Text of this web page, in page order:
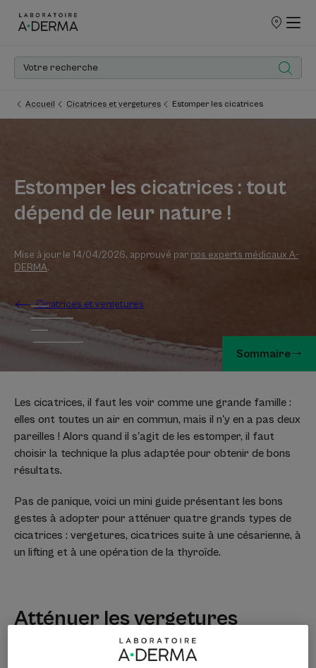
POINTS
Accueil Cicatrices et vergetures Estomper les cicatrices
Estomper les cicatrices : tout
dépend de leur nature !
Mise à jour le 14/04/2026, approuvé par nos experts médicaux A-
DERMA.
Cicatrices et vergetures
Sommaire
Les cicatrices, il faut les voir comme une grande famille :
elles ont toutes un air en commun, mais il n'y en a pas deux
pareilles ! Alors quand il s'agit de les estomper, il faut
choisir la technique la plus adaptée pour obtenir de bons
résultats.
Pas de panique, voici un mini guide présentant les bons
gestes à adopter pour atténuer quatre grands types de
cicatrices : vergetures, cicatrices suite à une césarienne, à
un lifting et à une opération de la thyroïde.
Atténuer les vergetures
Leur apparition est le témoin des différents évènements